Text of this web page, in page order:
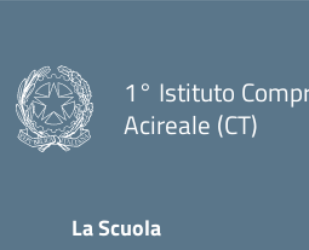
1° Istituto
Acireale (CT)
La Scuola